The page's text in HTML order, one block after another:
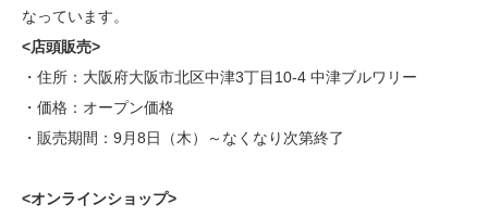
なっています。
<店頭販売>
・住所：大阪府大阪市北区中津3丁目10-4 中津ブルワリー
・価格：オープン価格
・販売期間：9月8日（木）～なくなり次第終了
<オンラインショップ>